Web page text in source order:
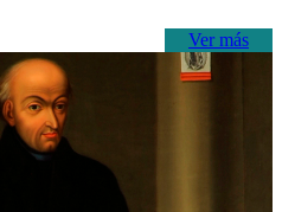
Ver más